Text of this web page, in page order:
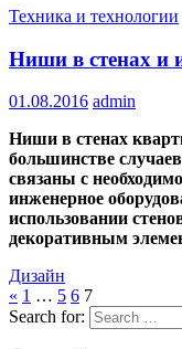
Техника и технологии
Ниши в стенах и
01.08.2016 admin
Ниши в стенах
большинстве
связаны с
инженерное
использовании
декоративным
Дизайн
« 1 … 5 6 7
Search for: